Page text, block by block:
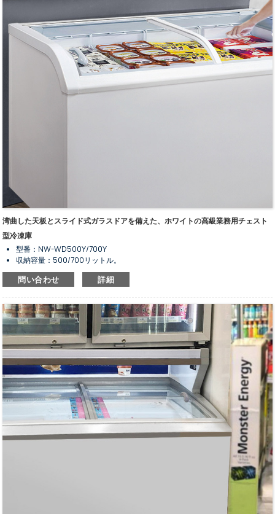
高級ステンレス鋼に、上質な仕上げを施しました。
白をはじめとする様々な色をご用意しております。
低騒音・低エネルギー消費コンプレッサー。
銅管式蒸発器。
底面に車輪が付いているので、設置場所を選ばずに済みます。
広告バナー用上部ランプボックス。
湾曲した天板とスライド式ガラスドアを備えた、ホワイトの高級業務用チェスト
型冷凍庫
型番：NW-WD500Y/700Y
収納容量：500/700リットル。
サイズは2種類からお選びいただけます。
上部が湾曲したスライド式ガラスドアのデザイン。
気温範囲は-18℃～-22℃。
静止冷却システムと手動霜取り機能。
R134a/R600a冷媒に対応しています。
デジタル制御システムおよび表示画面。
凝縮器内蔵型。
コンプレッサーファン付き。
ライトボックスはオプションです。
高性能かつ省エネルギー。
標準の白色は素晴らしい。
下部に車輪が付いているので、動きがスムーズです。
問い合わせ 詳細